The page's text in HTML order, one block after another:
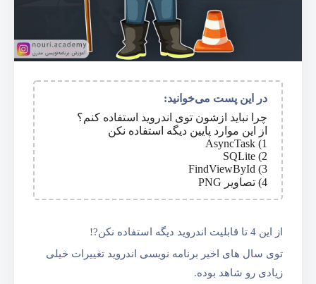
در این پست می‌خوانید:
چرا نباید ازشون توی اندروید استفاده کنم؟
از این موارد پایین دیگه استفاده نکن
1) AsyncTask
2) SQLite
3) FindViewById
4) تصاویر PNG
از این 4 تا قابلیت اندروید دیگه استفاده نکن?!
توی سال های اخیر برنامه نویسی اندر‌وید تغییرات خیلی
زیادی رو شاهد بوده.